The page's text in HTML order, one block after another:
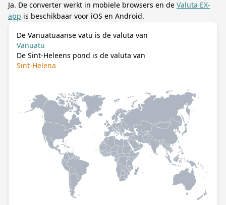
Ja. De converter werkt in mobiele browsers en de Valuta EX-
app is beschikbaar voor iOS en Android.
De Vanuatuaanse vatu is de valuta van
Vanuatu
De Sint-Heleens pond is de valuta van
Sint-Helena